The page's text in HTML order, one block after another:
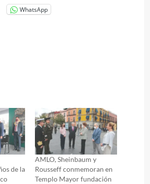
WhatsApp
de la
AMLO, Sheinbaum y
Rousseff conmemoran en
Templo Mayor fundación